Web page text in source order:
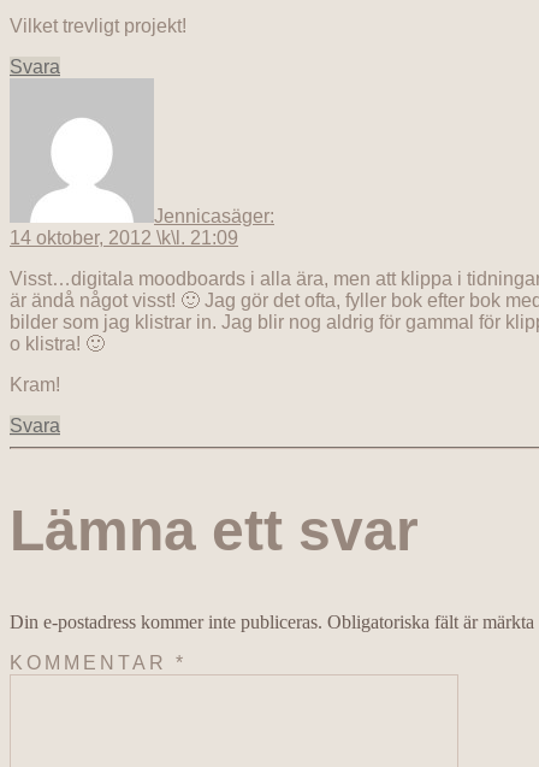
Vilket trevligt projekt!
Svara
Jennicasäger:
14 oktober, 2012 \k\l. 21:09
Visst…digitala moodboards i alla ära, men att klippa i
är ändå något visst! 🙂 Jag gör det ofta, fyller bok efter bok
bilder som jag klistrar in. Jag blir nog aldrig för gammal för
o klistra! 🙂
Kram!
Svara
Lämna ett svar
Din e-postadress kommer inte publiceras. Obligatoriska fält är märkta
KOMMENTAR *